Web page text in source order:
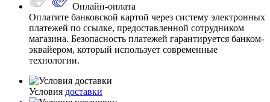
Онлайн-оплата
Оплатите банковской картой через систему электронных
платежей по ссылке, предоставленной сотрудником
магазина. Безопасность платежей гарантируется банком-
эквайером, который использует современные
технологии.
Условия доставки